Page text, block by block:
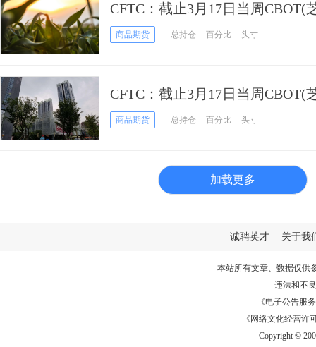
CFTC：截止3月17日当周CBOT(
期货和期权持仓报告
商品期货 总持仓 百分比 头寸
CFTC：截止3月17日当周CBOT(
冬小麦期货和期权持仓报告
商品期货 总持仓 百分比 头寸
加载更多
诚聘英才 关于我
本站所有文章、数据仅供
违法和不
《电子公告服务
《网络文化经营许
Copyright ©